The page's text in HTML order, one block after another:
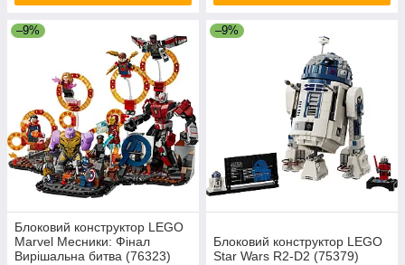
–9%
Блоковий конструктор LEGO
Marvel Месники: Фінал
Вирішальна битва (76323)
–9%
Блоковий конструктор LEGO
Star Wars R2-D2 (75379)